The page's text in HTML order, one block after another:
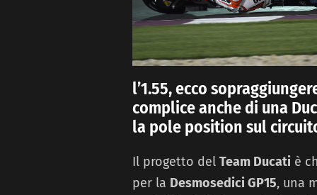
l’1.55, ecco
complice anche di una
la pole position sul
Il progetto del Team Ducati è
per la Desmosedici GP15, una